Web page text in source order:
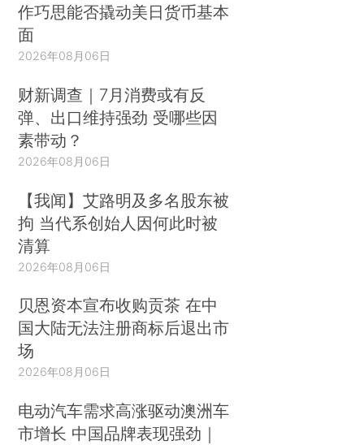
作巧思能否撬动美日货币基本
面
2026年08月06日
财新调查｜7月消费或有反
弹、出口维持强劲 受哪些因
素带动？
2026年08月06日
【我闻】艾路明及多名股东被
拘 当代系创始人因何此时被
清算
2026年08月06日
贝恩资本宣布收购贡茶 在中
国大陆无法注册商标后退出市
场
2026年08月06日
电动汽车需求高涨驱动澳洲车
市增长 中国品牌表现强劲｜